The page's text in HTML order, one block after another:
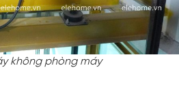
không phòng máy